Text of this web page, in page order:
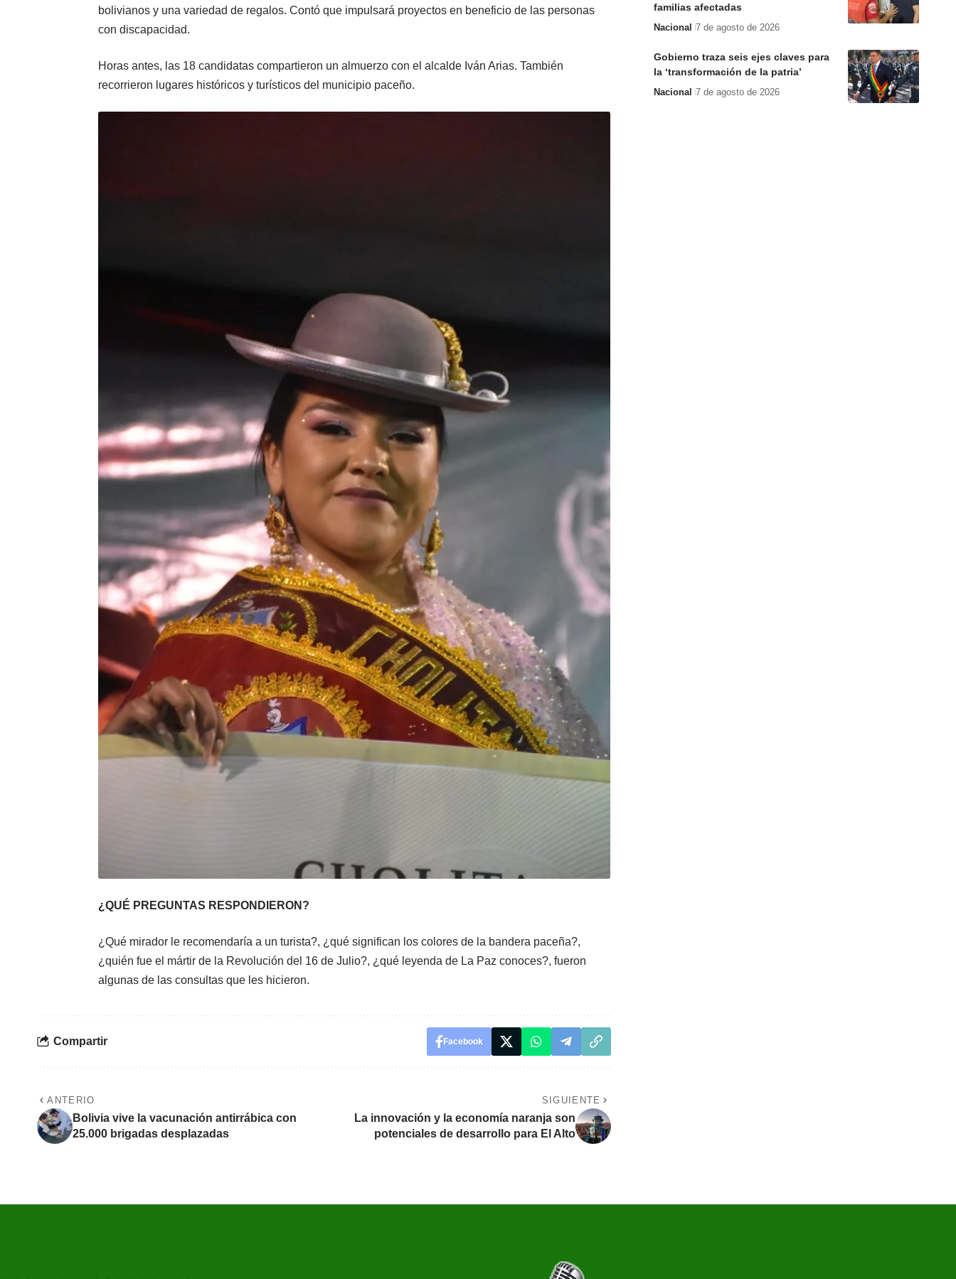
bolivianos y una variedad de regalos. Contó que impulsará proyectos en beneficio de las personas
con discapacidad.
Horas antes, las 18 candidatas compartieron un almuerzo con el alcalde Iván Arias. También
recorrieron lugares históricos y turísticos del municipio paceño.
¿QUÉ PREGUNTAS RESPONDIERON?
¿Qué mirador le recomendaría a un turista?, ¿qué significan los colores de la bandera paceña?,
¿quién fue el mártir de la Revolución del 16 de Julio?, ¿qué leyenda de La Paz conoces?, fueron
algunas de las consultas que les hicieron.
Compartir Facebook
ANTERIO
Bolivia vive la vacunación antirrábica con
25.000 brigadas desplazadas
SIGUIENTE
La innovación y la economía naranja son
potenciales de desarrollo para El Alto
familias afectadas
Nacional 7 de agosto de 2026
Gobierno traza seis ejes claves para
la ‘transformación de la patria’
Nacional 7 de agosto de 2026